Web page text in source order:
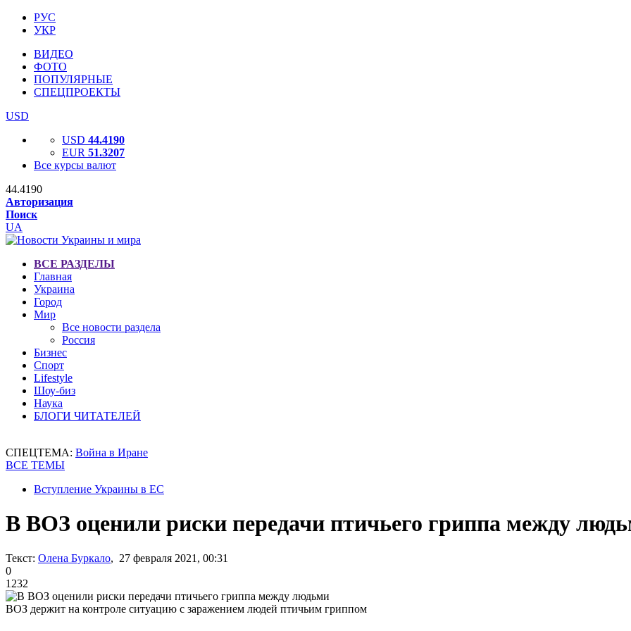
РУС
УКР
ВИДЕО
ФОТО
ПОПУЛЯРНЫЕ
СПЕЦПРОЕКТЫ
USD
USD 44.4190
EUR 51.3207
Все курсы валют
44.4190
Авторизация
Поиск
UA
ВСЕ РАЗДЕЛЫ
Главная
Украина
Город
Мир
Все новости раздела
Россия
Бизнес
Спорт
Lifestyle
Шоу-биз
Наука
БЛОГИ ЧИТАТЕЛЕЙ
СПЕЦТЕМА: Война в Иране
ВСЕ ТЕМЫ
Вступление Украины в ЕС
В ВОЗ оценили риски передачи птичьего гриппа между
Текст: Олена Буркало, 27 февраля 2021, 00:31
0
1232
ВОЗ держит на контроле ситуацию с заражением людей птичьим гриппом